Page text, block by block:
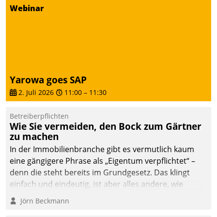
Datatrain ermöglicht
datengestützte
Entscheidungen.
Webinar
Yarowa goes SAP
2. Juli 2026 11:00 – 11:30
Betreiberpflichten
Wie Sie vermeiden, den Bock zum Gärtner
zu machen
In der Immobilienbranche gibt es vermutlich kaum
eine gängigere Phrase als „Eigentum verpflichtet“ –
denn die steht bereits im Grundgesetz. Das klingt
einfach und eindeutig, ist aber alles andere, wie
Branchenbeschäftigte wissen. Denn mit der
Verantwortung folgen Verpflichtungen.
Jörn Beckmann